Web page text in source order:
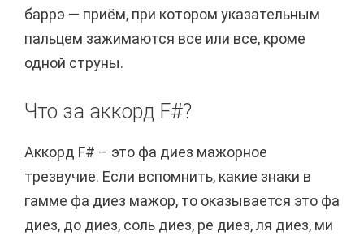
баррэ — приём, при котором указательным
пальцем зажимаются все или все, кроме
одной струны.
Что за аккорд F#?
Аккорд F# – это фа диез мажорное
трезвучие. Если вспомнить, какие знаки в
гамме фа диез мажор, то оказывается это фа
диез, до диез, соль диез, ре диез, ля диез, ми